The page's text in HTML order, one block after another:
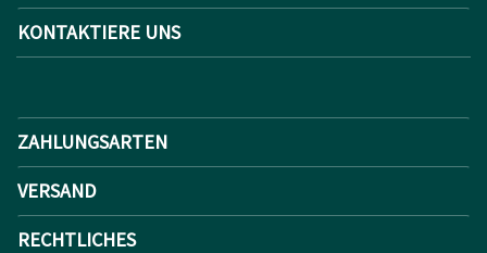
KONTAKTIERE UNS
ZAHLUNGSARTEN
VERSAND
RECHTLICHES